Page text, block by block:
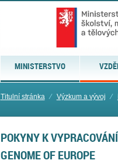
MINISTERSTVO
Titulní stránka ⁄ Výzkum a vývoj ⁄
POKYNY K
GENOME OF EUROPE